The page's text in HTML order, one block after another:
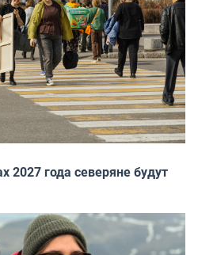
2027 года северяне будут